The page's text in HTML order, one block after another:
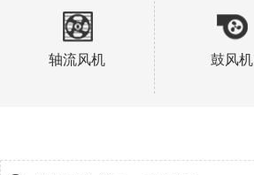
轴流风机 鼓风机